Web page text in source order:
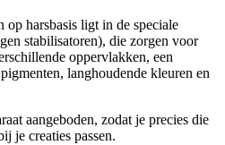
op harsbasis ligt in de speciale
stabilisatoren), die zorgen voor
oppervlakken, een
langhoudende kleuren en
aangeboden, zodat je precies die
je creaties passen.